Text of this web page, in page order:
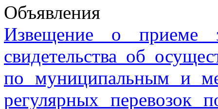
Объявления
Извещение о приеме
свидетельства об
по муниципальным и
регулярных перевозок